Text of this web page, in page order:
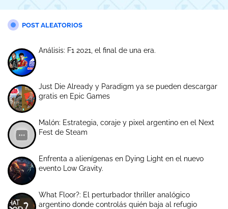
POST ALEATORIOS
Análisis: F1 2021, el final de una era.
Just Die Already y Paradigm ya se pueden descargar
gratis en Epic Games
Malón: Estrategia, coraje y pixel argentino en el Next
Fest de Steam
Enfrenta a alienígenas en Dying Light en el nuevo
evento Low Gravity.
What Floor?: El perturbador thriller analógico
argentino donde controlás quién baja al refugio